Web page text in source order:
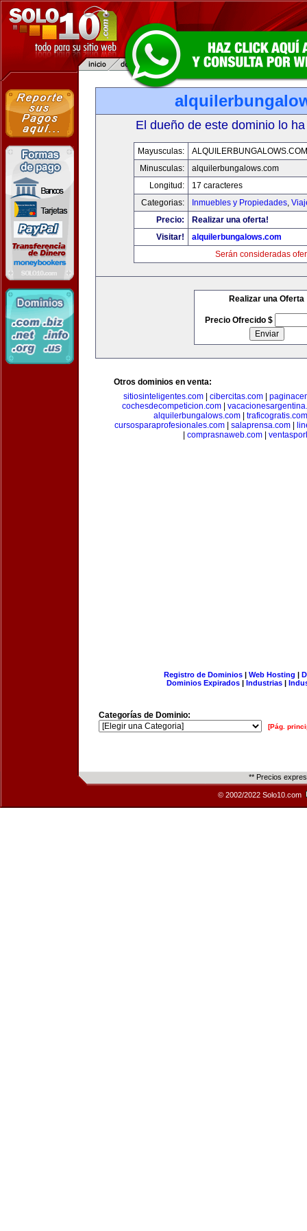
El dueño de este dominio lo
Mayusculas:
ALQUILERBUNGALOWS.COM
Minusculas:
alquilerbungalows.com
Longitud:
17 caracteres
Categorias:
Inmuebles y Propiedades,
Precio:
Realizar una oferta!
Visitar!
alquilerbungalows.com
Serán consideradas
Realizar una Oferta
Precio Ofrecido $
Otros dominios en venta:
sitiosinteligentes.com
cibercitas.com
cochesdecompeticion.com
alquilerbungalows.com| traficogratis.com
cursosparaprofesionales.com
salaprensa.com
comprasnaweb.com
Registro de Dominios| Web Hosting |
Dominios Expirados | Industrias |
Categorías de Dominio:
[Pág.
** Precios
© 2002/2022 Solo10.com